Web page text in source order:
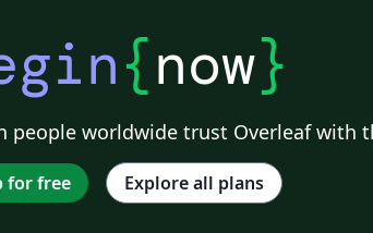
{now}
people worldwide trust Overleaf with
for free Explore all plans